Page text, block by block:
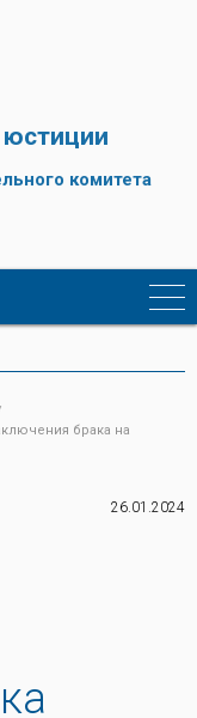
юстиции
комитета
брака на
26.01.2024